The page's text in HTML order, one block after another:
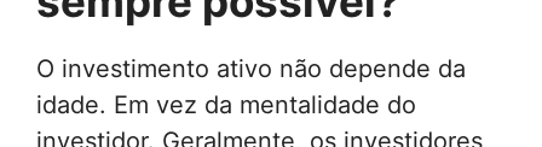
O investimento ativo não depende da
idade. Em vez da mentalidade do